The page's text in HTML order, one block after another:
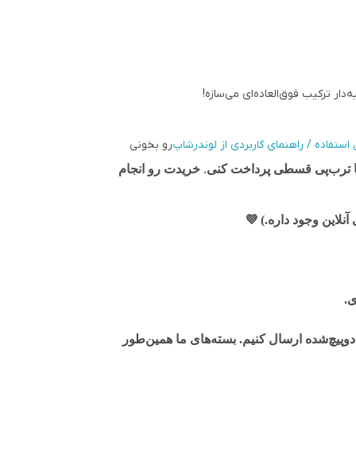
ترکیب فوق‌العاده‌ای می‌سازه!
/ راهنمای کاربردی از لوندرشاپرو بخونی
ترب‌پی قسطی پرداخت کنی. خریدت رو انجام
وجود داره.) 💜
ارسال کنیم. بسته‌های ما همین‌طور